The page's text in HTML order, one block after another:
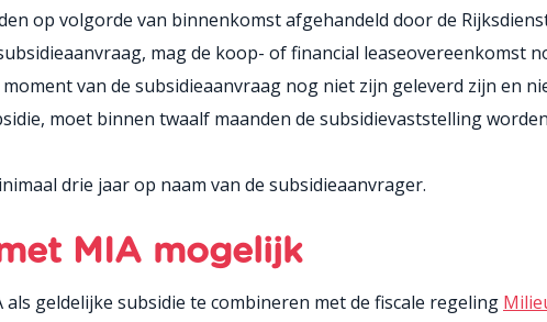
op volgorde van binnenkomst afgehandeld door de
mag de koop- of financial leaseovereenkomst
van de subsidieaanvraag nog niet zijn geleverd zijn en
moet binnen twaalf maanden de subsidievaststelling
drie jaar op naam van de subsidieaanvrager.
MIA mogelijk
als geldelijke subsidie te combineren met de fiscale regeling